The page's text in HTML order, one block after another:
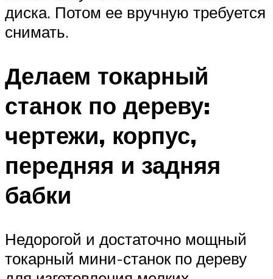
диска. Потом ее вручную требуется
снимать.
Делаем токарный
станок по дереву:
чертежи, корпус,
передняя и задняя
бабки
Недорогой и достаточно мощный
токарный мини-станок по дереву